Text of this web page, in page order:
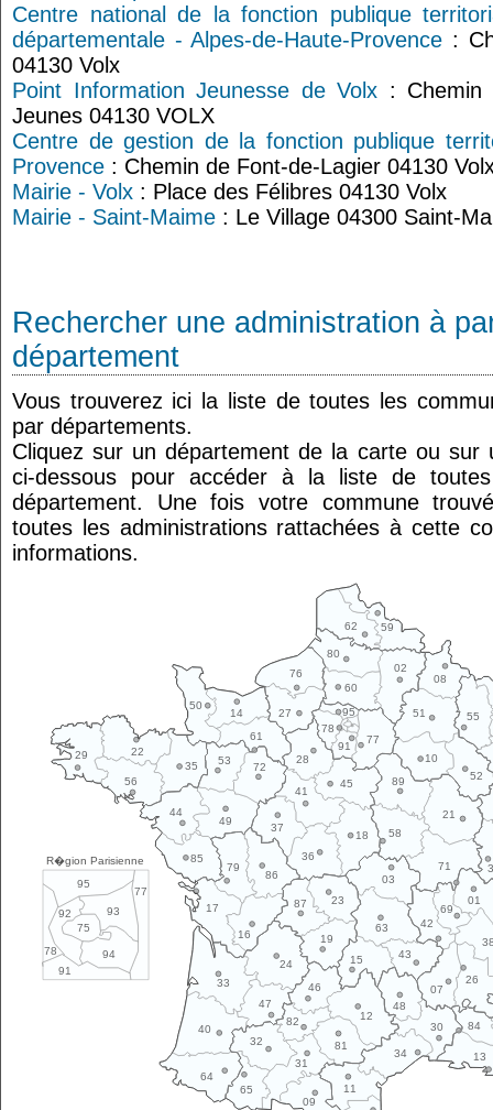
Centre national de la fonction publique
départementale - Alpes-de-Haute-Provence :
04130 Volx
Point Information Jeunesse de Volx : Chemin
Jeunes 04130 VOLX
Centre de gestion de la fonction publique
Provence : Chemin de Font-de-Lagier 04130
Mairie - Volx : Place des Félibres 04130 Volx
Mairie - Saint-Maime : Le Village 04300 Saint-
Rechercher une administration à
département
Vous trouverez ici la liste de toutes les
par départements.
Cliquez sur un département de la carte ou sur
ci-dessous pour accéder à la liste de
département. Une fois votre commune
toutes les administrations rattachées à cette
informations.
R�gion Parisienne
77
78
91
95
93
75
94
92
10
11
12
13
14
15
16
17
18
19
21
22
23
24
26
27
28
29
30
31
32
33
34
35
36
37
40
41
42
43
44
45
46
47
48
49
50
51
52
53
55
56
58
59
60
61
62
63
64
65
69
01
02
03
07
08
09
71
72
76
77
78
79
80
81
82 84
85
86
87
89
91
95